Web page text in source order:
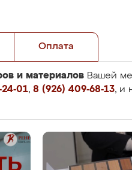
Оплата
и материалов Вашей
24-01, 8 (926) 409-68-13, и